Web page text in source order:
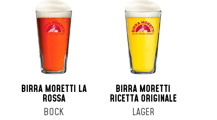
Lattina 35cl
Lattina 44cl
Lattina 50cl
Lattina 52cl
BIRRA MORETTI LA
ROSSA
BOCK
BIRRA MORETTI
RICETTA ORIGINALE
LAGER